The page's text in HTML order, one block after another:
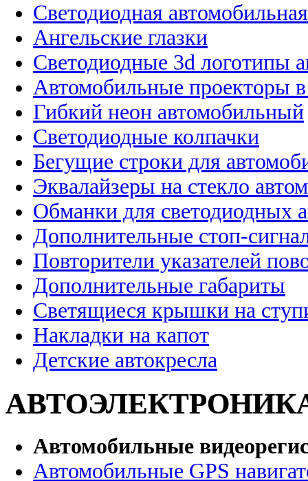
Светодиодная
Ангельские глазки
Светодиодные 3d логотипы
Автомобильные проекторы
Гибкий неон автомобильный
Светодиодные колпачки
Бегущие строки для
Эквалайзеры на стекло
Обманки для светодиодных
Дополнительные стоп-
Повторители указателей
Дополнительные габариты
Светящиеся крышки на
Накладки на капот
Детские автокресла
Автомобильные
Автомобильные GPS